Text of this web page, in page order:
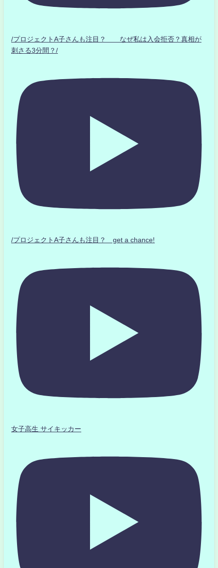
/プロジェクトA子さんも注目？ なぜ私は入会拒否？真相が
刺さる3分間？/
/プロジェクトA子さんも注目？ get a chance!
女子高生 サイキッカー